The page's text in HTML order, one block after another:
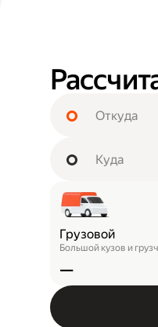
Грузовой
Большой кузов и
—